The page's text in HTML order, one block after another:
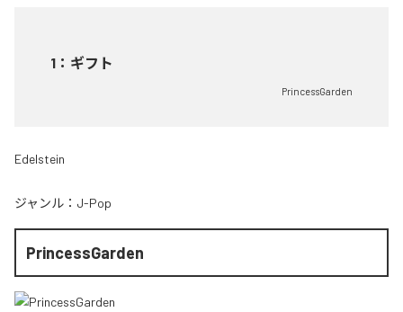
1 ： ギフト
PrincessGarden
Edelstein
ジャンル： J-Pop
PrincessGarden